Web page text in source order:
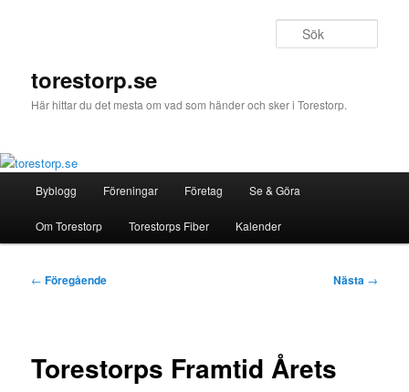
torestorp.se
Här hittar du det mesta om vad som händer och sker i Torestorp.
Byblogg Föreningar Företag Se & Göra
Om Torestorp Torestorps Fiber Kalender
Inläggsnavigering
← Föregående Nästa →
Torestorps Framtid Årets